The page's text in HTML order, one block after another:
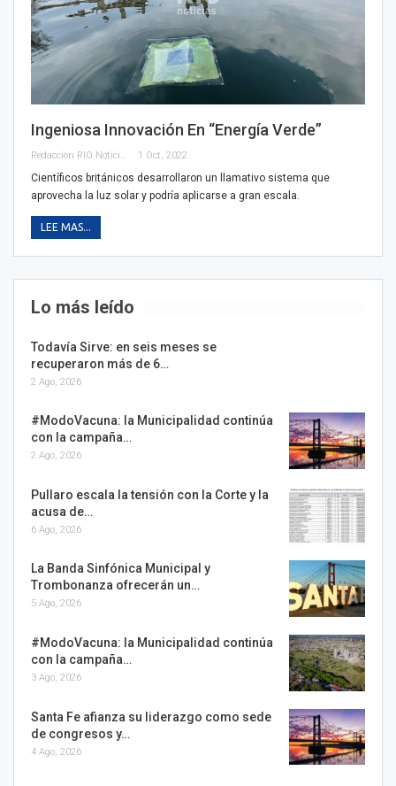
Ingeniosa Innovación En “energía Verde”
1 Oct, 2022
Científicos británicos desarrollaron un llamativo sistema que
aprovecha la luz solar y podría aplicarse a gran escala.
LEE MAS...
Lo más leído
Todavía Sirve: en seis meses se
recuperaron más de 6…
2 Ago, 2026
#ModoVacuna: la Municipalidad continúa
con la campaña…
2 Ago, 2026
Pullaro escala la tensión con la Corte y la
acusa de…
6 Ago, 2026
La Banda Sinfónica Municipal y
Trombonanza ofrecerán un…
5 Ago, 2026
#ModoVacuna: la Municipalidad continúa
con la campaña…
3 Ago, 2026
Santa Fe afianza su liderazgo como sede
de congresos y…
4 Ago, 2026